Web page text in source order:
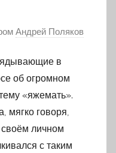
Андрей Поляков
в
об огромном
«яжемать».
мягко говоря,
своём личном
с таким